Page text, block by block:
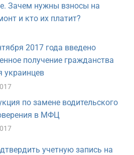
Зачем нужны взносы на
и кто их платит?
2017 года введено
получение гражданства
украинцев
по замене водительского
в МФЦ
учетную запись на